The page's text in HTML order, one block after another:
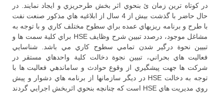
در كوتاه ترين زمان ئ بنحوي اثر بخش طرحريزي و ايجاد نمايند. در
حال حاضر با گذشت بيش از 4 سال از ابلاغيه هاي مذكور صنعت نفت
با طرح و برنامه ريزيهاي عمده براي سطوح مختلف كاري و با توجه به
مشاغل موجود، درصدد تبيين شرح وظايف HSE براي كلية سمت ها و
تبيين نحوة درگير شدن تمامي سطوح كاري مي باشد. شناسايي
فعاليت هاي بحراني، تبيين نجوة دخالت كلية واحدهاي مستقر در
شركت ها جهت پيشگيري از وقوع حوادث و ساماندهي فعاليت ها با
توجه به دخالت HSE در ديگر سازمانها از برنامه هاي دشوار و پيش
روي مديريت هاي HSE است كه چنانچه بنحوي اثربخش اجرايي گردند